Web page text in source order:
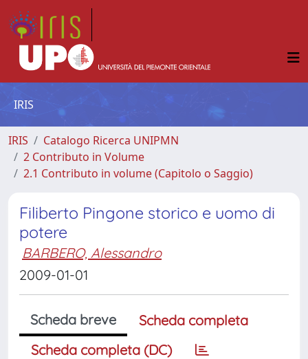
IRIS
IRIS
Catalogo Ricerca UNIPMN
2 Contributo in Volume
2.1 Contributo in volume (Capitolo o Saggio)
Filiberto Pingone storico e uomo di
potere
BARBERO, Alessandro
2009-01-01
Scheda breve
Scheda completa
Scheda completa (DC)